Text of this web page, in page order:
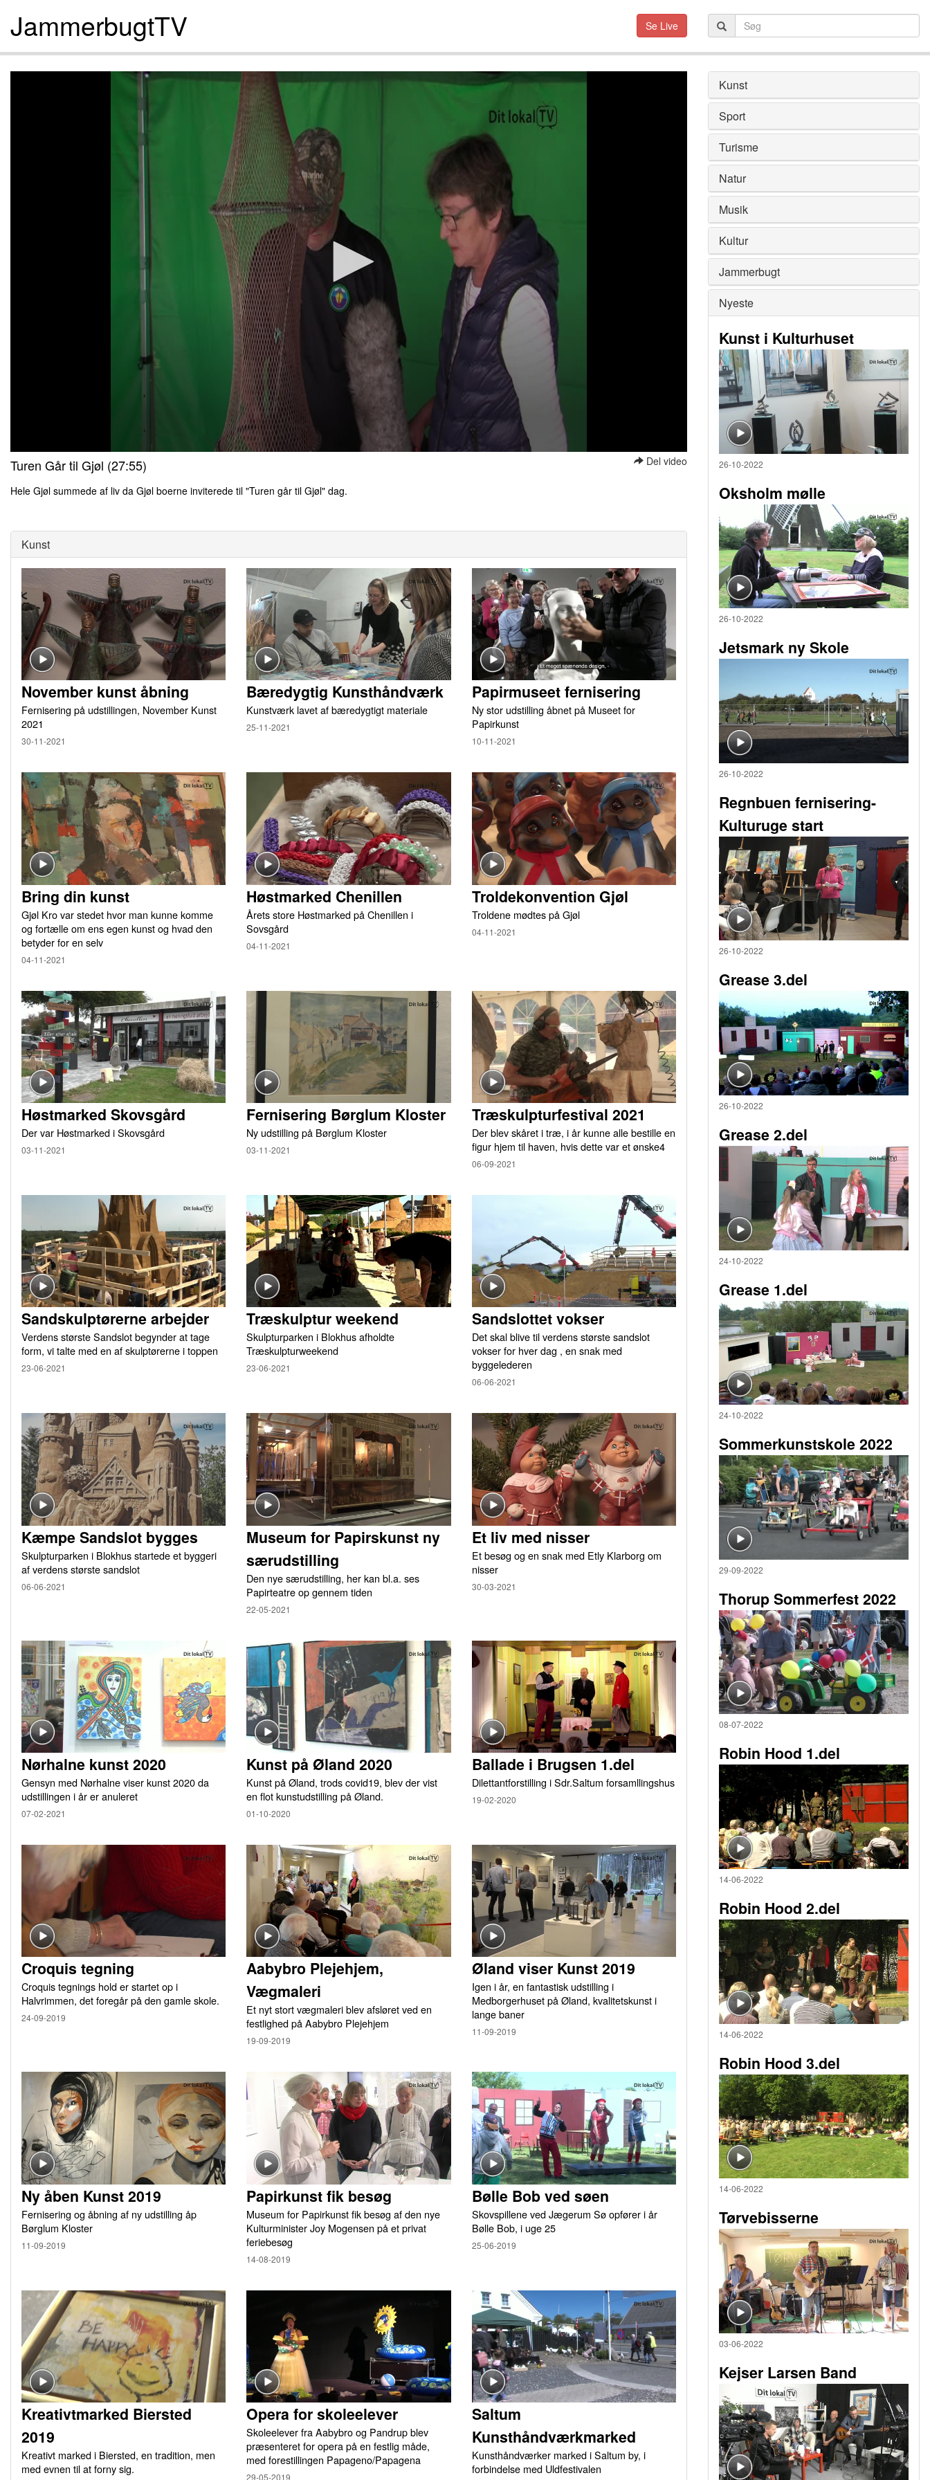
JammerbugtTV Se Live
seconds
0
seconds
Turen Går til Gjøl (27:55) Del video
Hele Gjøl summede af liv da Gjøl boerne inviterede til "Turen går til Gjøl" dag.
of
seconds
Kunst
November kunst åbning
Fernisering på udstillingen, November Kunst
2021
30-11-2021
Bæredygtig Kunsthåndværk
Kunstværk lavet af bæredygtigt materiale
25-11-2021
Papirmuseet fernisering
Ny stor udstilling åbnet på Museet for
Papirkunst
10-11-2021
Bring din kunst
Gjøl Kro var stedet hvor man kunne komme
og fortælle om ens egen kunst og hvad den
betyder for en selv
04-11-2021
Høstmarked Chenillen
Årets store Høstmarked på Chenillen i
Sovsgård
04-11-2021
Troldekonvention Gjøl
Troldene mødtes på Gjøl
04-11-2021
Høstmarked Skovsgård
Der var Høstmarked i Skovsgård
03-11-2021
Fernisering Børglum Kloster
Ny udstilling på Børglum Kloster
03-11-2021
Træskulpturfestival 2021
Der blev skåret i træ, i år kunne alle bestille en
figur hjem til haven, hvis dette var et ønske4
06-09-2021
Sandskulptørerne arbejder
Verdens største Sandslot begynder at tage
form, vi talte med en af skulptørerne i toppen
23-06-2021
Træskulptur weekend
Skulpturparken i Blokhus afholdte
Træskulpturweekend
23-06-2021
Sandslottet vokser
Det skal blive til verdens største sandslot
vokser for hver dag , en snak med
byggelederen
06-06-2021
Kæmpe Sandslot bygges
Skulpturparken i Blokhus startede et byggeri
af verdens største sandslot
06-06-2021
Museum for Papirskunst ny
særudstilling
Den nye særudstilling, her kan bl.a. ses
Papirteatre op gennem tiden
22-05-2021
Et liv med nisser
Et besøg og en snak med Etly Klarborg om
nisser
30-03-2021
Nørhalne kunst 2020
Gensyn med Nørhalne viser kunst 2020 da
udstillingen i år er anuleret
07-02-2021
Kunst på Øland 2020
Kunst på Øland, trods covid19, blev der vist
en flot kunstudstilling på Øland.
01-10-2020
Ballade i Brugsen 1.del
Dilettantforstilling i Sdr.Saltum forsamllingshus
19-02-2020
Croquis tegning
Croquis tegnings hold er startet op i
Halvrimmen, det foregår på den gamle skole.
24-09-2019
Aabybro Plejehjem,
Vægmaleri
Et nyt stort vægmaleri blev afsløret ved en
festlighed på Aabybro Plejehjem
19-09-2019
Øland viser Kunst 2019
Igen i år, en fantastisk udstilling i
Medborgerhuset på Øland, kvalitetskunst i
lange baner
11-09-2019
Ny åben Kunst 2019
Fernisering og åbning af ny udstilling åp
Børglum Kloster
11-09-2019
Papirkunst fik besøg
Museum for Papirkunst fik besøg af den nye
Kulturminister Joy Mogensen på et privat
feriebesøg
14-08-2019
Bølle Bob ved søen
Skovspillene ved Jægerum Sø opfører i år
Bølle Bob, i uge 25
25-06-2019
Kreativtmarked Biersted
2019
Kreativt marked i Biersted, en tradition, men
med evnen til at forny sig.
Opera for skoleelever
Skoleelever fra Aabybro og Pandrup blev
præsenteret for opera på en festlig måde,
med forestillingen Papageno/Papagena
29-05-2019
Saltum
Kunsthåndværkmarked
Kunsthåndværker marked i Saltum by, i
forbindelse med Uldfestivalen
Kunst
Sport
Turisme
Natur
Musik
Kultur
Jammerbugt
Nyeste
Kunst i Kulturhuset
26-10-2022
Oksholm mølle
26-10-2022
Jetsmark ny Skole
26-10-2022
Regnbuen fernisering-
Kulturuge start
26-10-2022
Grease 3.del
26-10-2022
Grease 2.del
24-10-2022
Grease 1.del
24-10-2022
Sommerkunstskole 2022
29-09-2022
Thorup Sommerfest 2022
08-07-2022
Robin Hood 1.del
14-06-2022
Robin Hood 2.del
14-06-2022
Robin Hood 3.del
14-06-2022
Tørvebisserne
03-06-2022
Kejser Larsen Band